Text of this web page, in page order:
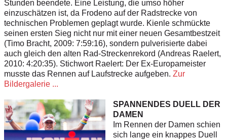
Stunden beendete. Eine Leistung, die umso höher
einzuschätzen ist, da Frodeno auf der Radstrecke von
technischen Problemen geplagt wurde. Kienle schmückte
seinen ersten Sieg nicht nur mit einer neuen Gesamtbestzeit
(Timo Bracht, 2009: 7:59:16), sondern pulverisierte dabei
auch gleich den alten Rad-Streckenrekord (Andreas Raelert,
2010: 4:20:35). Stichwort Raelert: Der Ex-Europameister
musste das Rennen auf Laufstrecke aufgeben. Zur
Bildergalerie ...
SPANNENDES DUELL DER
DAMEN
Im Rennen der Damen schien
sich lange ein knappes Duell